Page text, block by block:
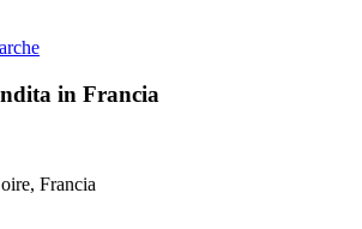
in Francia
Francia